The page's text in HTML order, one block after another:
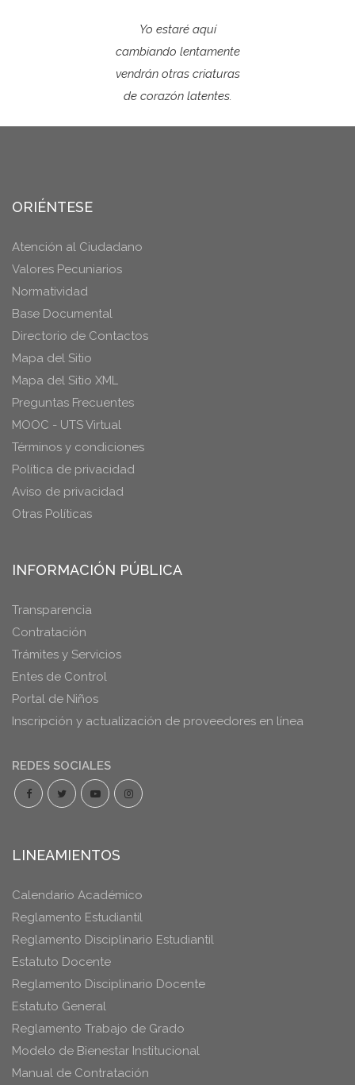
Yo estaré aquí
cambiando lentamente
vendrán otras criaturas
de corazón latentes.
ORIÉNTESE
Atención al Ciudadano
Valores Pecuniarios
Normatividad
Base Documental
Directorio de Contactos
Mapa del Sitio
Mapa del Sitio XML
Preguntas Frecuentes
MOOC - UTS Virtual
Términos y condiciones
Política de privacidad
Aviso de privacidad
Otras Políticas
INFORMACIÓN PÚBLICA
Transparencia
Contratación
Trámites y Servicios
Entes de Control
Portal de Niños
Inscripción y actualización de proveedores en línea
REDES SOCIALES
LINEAMIENTOS
Calendario Académico
Reglamento Estudiantil
Reglamento Disciplinario Estudiantil
Estatuto Docente
Reglamento Disciplinario Docente
Estatuto General
Reglamento Trabajo de Grado
Modelo de Bienestar Institucional
Manual de Contratación